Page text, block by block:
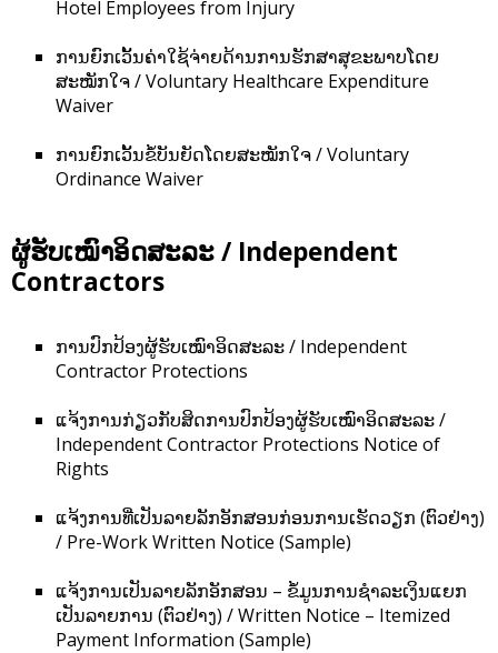
Hotel Employees from Injury
ການຍົກເວັ້ນຄ່າໃຊ້ຈ່າຍດ້ານການຮັກສາສຸຂະພາບໂດຍ
ສະໝັກໃຈ / Voluntary Healthcare Expenditure
Waiver
ການຍົກເວັ້ນຂໍ້ບັນຍັດໂດຍສະໝັກໃຈ / Voluntary
Ordinance Waiver
ຜູ້ຮັບເໝົາອິດສະລະ / Independent
Contractors
ການປົກປ້ອງຜູ້ຮັບເໝົາອິດສະລະ / Independent
Contractor Protections
ແຈ້ງການກ່ຽວກັບສິດການປົກປ້ອງຜູ້ຮັບເໝົາອິດສະລະ /
Independent Contractor Protections Notice of
Rights
ແຈ້ງການທີ່ເປັນລາຍລັກອັກສອນກ່ອນການເຮັດວຽກ (ຕົວຢ່າງ)
/ Pre-Work Written Notice (Sample)
ແຈ້ງການເປັນລາຍລັກອັກສອນ – ຂໍ້ມູນການຊຳລະເງິນແຍກ
ເປັນລາຍການ (ຕົວຢ່າງ) / Written Notice – Itemized
Payment Information (Sample)